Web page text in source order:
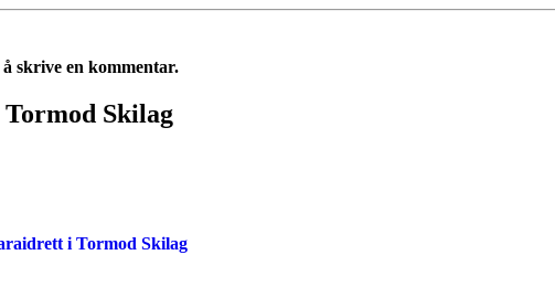
skrive en kommentar.
Tormod Skilag
i Tormod Skilag